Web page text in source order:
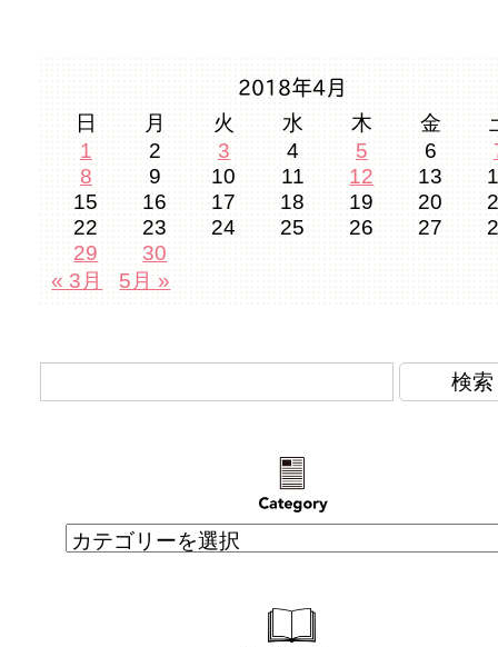
2018年4月
日 月 火 水 木 金
1
2 3 4 5 6
8
9 10 11 12 13
15
16 17 18 19 20
22
23 24 25 26 27
29
30
« 3月
5月 »